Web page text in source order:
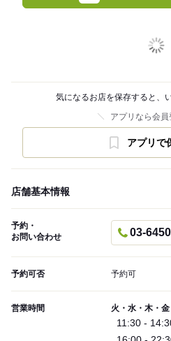
気になるお店を保存すると、
アプリなら会員
アプリで
店舗基本情報
予約・
お問い合わせ
03-
予約可否 予約可
営業時間 火・水・木・金
11:30 -